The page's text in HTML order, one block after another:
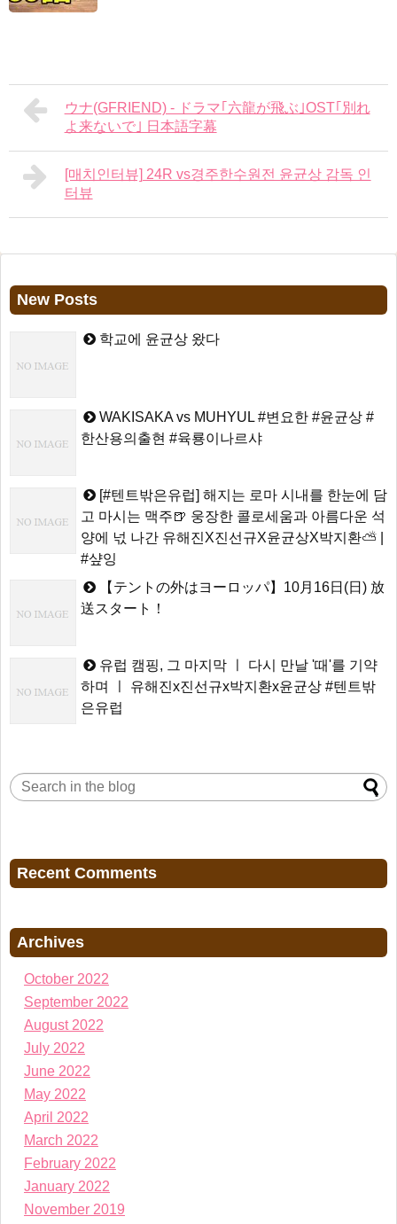
ウナ(GFRIEND) - ドラマ｢六龍が飛ぶ｣OST｢別れ
よ来ないで｣ 日本語字幕
[매치인터뷰] 24R vs경주한수원전 윤균상 감독 인
터뷰
New Posts
학교에 윤균상 왔다
WAKISAKA vs MUHYUL #변요한 #윤균상 #
한산용의출현 #육룡이나르샤
[#텐트밖은유럽] 해지는 로마 시내를 한눈에 담
고 마시는 맥주🍺 웅장한 콜로세움과 아름다운 석
양에 넋 나간 유해진X진선규X윤균상X박지환⛅ |
#샾잉
【テントの外はヨーロッパ】10月16日(日) 放
送スタート！
유럽 캠핑, 그 마지막 ㅣ 다시 만날 '때'를 기약
하며 ㅣ 유해진x진선규x박지환x윤균상 #텐트밖
은유럽
Recent Comments
Archives
October 2022
September 2022
August 2022
July 2022
June 2022
May 2022
April 2022
March 2022
February 2022
January 2022
November 2019